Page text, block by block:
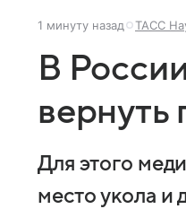
1 минуту назад ТАСС
В
вернуть
Для этого
место укола и